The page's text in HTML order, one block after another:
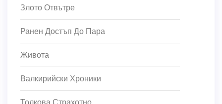
Злото Отвътре
Ранен Достъп До Пара
Живота
Валкирийски Хроники